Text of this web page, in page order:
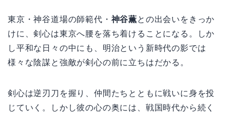
東京・神谷道場の師範代・ 神谷薫との出会いをきっか
けに、剣心は東京へ腰を落ち着けることになる。しか
し平和な日々の中にも、明治という新時代の影では
様々な陰謀と強敵が剣心の前に立ちはだかる。
剣心は逆刃刀を握り、仲間たちとともに戦いに身を投
じていく。しかし彼の心の奥には、戦国時代から続く